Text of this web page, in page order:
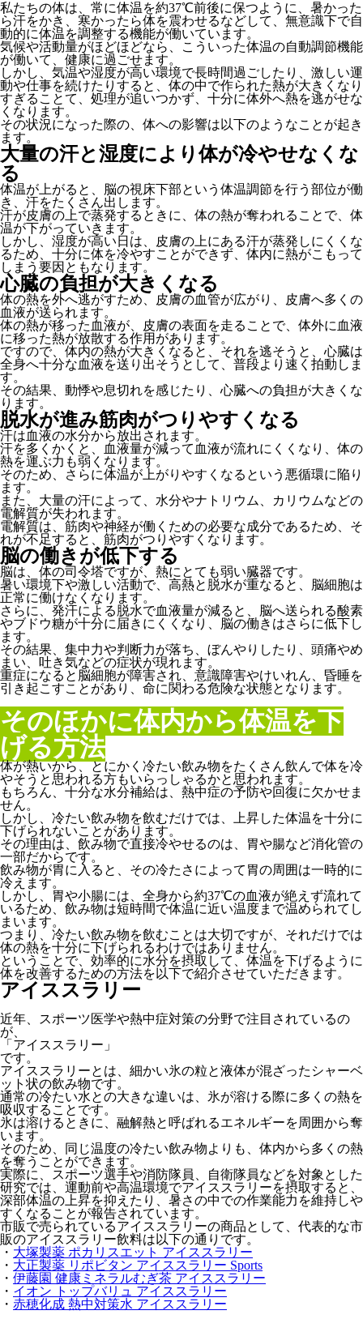
私たちの体は、常に体温を約37℃前後に保つように、暑かった
ら汗をかき、寒かったら体を震わせるなどして、無意識下で自
動的に体温を調整する機能が働いています。
気候や活動量がほどほどなら、こういった体温の自動調節機能
が働いて、健康に過ごせます。
しかし、気温や湿度が高い環境で長時間過ごしたり、激しい運
動や仕事を続けたりすると、体の中で作られた熱が大きくなり
すぎることて、処理が追いつかず、十分に体外へ熱を逃がせな
くなります。
その状況になった際の、体への影響は以下のようなことが起き
ます。
大量の汗と湿度により体が冷やせなくな
る
体温が上がると、脳の視床下部という体温調節を行う部位が働
き、汗をたくさん出します。
汗が皮膚の上で蒸発するときに、体の熱が奪われることで、体
温が下がっていきます。
しかし、湿度が高い日は、皮膚の上にある汗が蒸発しにくくな
るため、十分に体を冷やすことができず、体内に熱がこもって
しまう要因ともなります。
心臓の負担が大きくなる
体の熱を外へ逃がすため、皮膚の血管が広がり、皮膚へ多くの
血液が送られます。
体の熱が移った血液が、皮膚の表面を走ることで、体外に血液
に移った熱が放散する作用があります。
ですので、体内の熱が大きくなると、それを逃そうと、心臓は
全身へ十分な血液を送り出そうとして、普段より速く拍動しま
す。
その結果、動悸や息切れを感じたり、心臓への負担が大きくな
ります。
脱水が進み筋肉がつりやすくなる
汗は血液の水分から放出されます。
汗を多くかくと、血液量が減って血液が流れにくくなり、体の
熱を運ぶ力も弱くなります。
そのため、さらに体温が上がりやすくなるという悪循環に陥り
ます。
また、大量の汗によって、水分やナトリウム、カリウムなどの
電解質が失われます。
電解質は、筋肉や神経が働くための必要な成分であるため、そ
れが不足すると、筋肉がつりやすくなります。
脳の働きが低下する
脳は、体の司令塔ですが、熱にとても弱い臓器です。
暑い環境下や激しい活動で、高熱と脱水が重なると、脳細胞は
正常に働けなくなります。
さらに、発汗による脱水で血液量が減ると、脳へ送られる酸素
やブドウ糖が十分に届きにくくなり、脳の働きはさらに低下し
ます。
その結果、集中力や判断力が落ち、ぼんやりしたり、頭痛やめ
まい、吐き気などの症状が現れます。
重症になると脳細胞が障害され、意識障害やけいれん、昏睡を
引き起こすことがあり、命に関わる危険な状態となります。
そのほかに体内から体温を下
げる方法
体が熱いから、とにかく冷たい飲み物をたくさん飲んで体を冷
やそうと思われる方もいらっしゃるかと思われます。
もちろん、十分な水分補給は、熱中症の予防や回復に欠かせま
せん。
しかし、冷たい飲み物を飲むだけでは、上昇した体温を十分に
下げられないことがあります。
その理由は、飲み物で直接冷やせるのは、胃や腸など消化管の
一部だからです。
飲み物が胃に入ると、その冷たさによって胃の周囲は一時的に
冷えます。
しかし、胃や小腸には、全身から約37℃の血液が絶えず流れて
いるため、飲み物は短時間で体温に近い温度まで温められてし
まいます。
つまり、冷たい飲み物を飲むことは大切ですが、それだけでは
体の熱を十分に下げられるわけではありません。
ということで、効率的に水分を摂取して、体温を下げるように
体を改善するための方法を以下で紹介させていただきます。
アイススラリー
近年、スポーツ医学や熱中症対策の分野で注目されているの
が、
「アイススラリー」
です。
アイススラリーとは、細かい氷の粒と液体が混ざったシャーベ
ット状の飲み物です。
通常の冷たい水との大きな違いは、氷が溶ける際に多くの熱を
吸収することです。
氷は溶けるときに、融解熱と呼ばれるエネルギーを周囲から奪
います。
そのため、同じ温度の冷たい飲み物よりも、体内から多くの熱
を奪うことができます。
実際に、スポーツ選手や消防隊員、自衛隊員などを対象とした
研究では、運動前や高温環境でアイススラリーを摂取すると、
深部体温の上昇を抑えたり、暑さの中での作業能力を維持しや
すくなることが報告されています。
市販で売られているアイススラリーの商品として、代表的な市
販のアイススラリー飲料は以下の通りです。
・ 大塚製薬 ポカリスエット アイススラリー
・ 大正製薬 リポビタン アイススラリー Sports
・ 伊藤園 健康ミネラルむぎ茶 アイススラリー
・ イオン トップバリュ アイススラリー
・ 赤穂化成 熱中対策水 アイススラリー